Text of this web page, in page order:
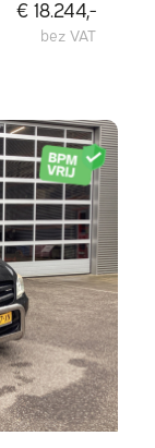
€ 18.244,-
bez VAT